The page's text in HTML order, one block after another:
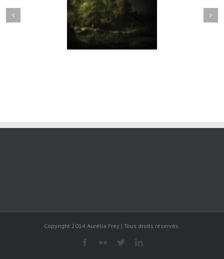
vie#025
Copyright 2014 Aurélia Frey | Tous droits réservés.